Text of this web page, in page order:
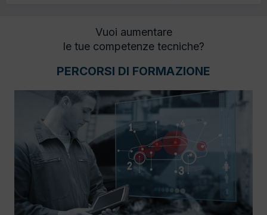
Vuoi aumentare
le tue competenze tecniche?
PERCORSI DI FORMAZIONE